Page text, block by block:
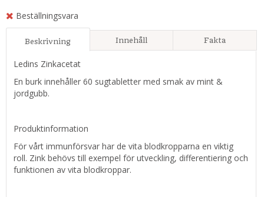
Beställningsvara
Beskrivning Innehåll Fakta
Ledins Zinkacetat
En burk innehåller 60 sugtabletter med smak av mint &
jordgubb.
Produktinformation
För vårt immunförsvar har de vita blodkropparna en viktig
roll. Zink behövs till exempel för utveckling, differentiering och
funktionen av vita blodkroppar.